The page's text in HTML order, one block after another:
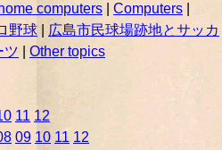
computers
Computers
野球
広島市民球場跡地とサッカ
ツ
Other topics
11 12
09 10 11 12